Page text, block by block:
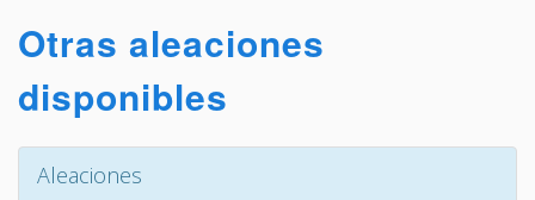
Otras aleaciones
disponibles
Aleaciones